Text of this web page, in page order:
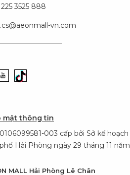
3525 888
vn.com
mật thông tin
003 cấp bởi Sở kế hoạch
Hải Phòng ngày 29 tháng 11 năm
MALL Hải Phòng Lê Chân